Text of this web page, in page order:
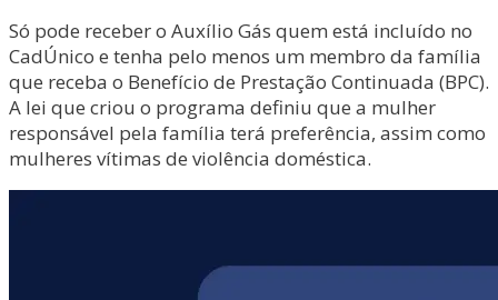
Só pode receber o Auxílio Gás quem está incluído no
CadÚnico e tenha pelo menos um membro da família
que receba o Benefício de Prestação Continuada (BPC).
A lei que criou o programa definiu que a mulher
responsável pela família terá preferência, assim como
mulheres vítimas de violência doméstica.